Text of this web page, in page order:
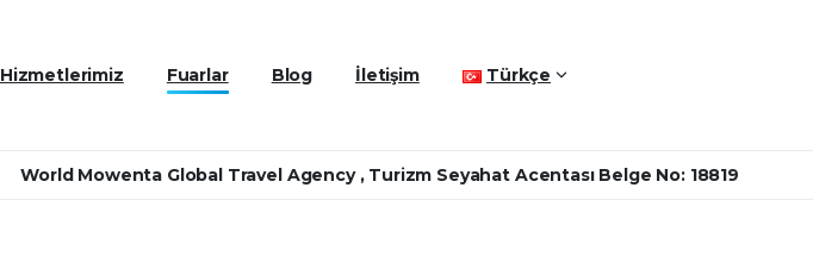
Hizmetlerimiz Fuarlar Blog İletişim Türkçe
World Mowenta Global Travel Agency , Turizm Seyahat Acentası Belge No: 18819